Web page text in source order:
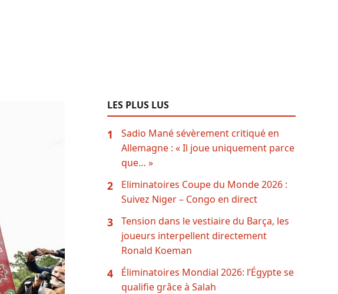
LES PLUS LUS
1
Sadio Mané sévèrement critiqué en
Allemagne : « Il joue uniquement parce
que… »
2
Eliminatoires Coupe du Monde 2026 :
Suivez Niger – Congo en direct
3
Tension dans le vestiaire du Barça, les
joueurs interpellent directement
Ronald Koeman
4
Éliminatoires Mondial 2026: l’Égypte se
qualifie grâce à Salah